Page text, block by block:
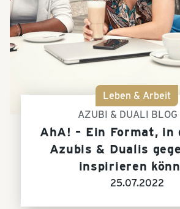
Leben & Arbeit
AZUBI & DUALI BLOG
AhA! – Ein Format, in
Azubis & Dualis
inspirieren
25.07.2022